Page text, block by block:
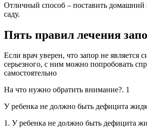
Отличный способ – поставить домашний
саду.
Пять правил лечения
Если врач уверен, что запор не является
серьезного, с ним можно попробовать
самостоятельно
На что нужно обратить внимание?. 1
У ребенка не должно быть дефицита
1. У ребенка не должно быть дефицита